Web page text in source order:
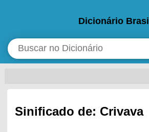
Dicionário Brasil
Sinificado de: Crivava